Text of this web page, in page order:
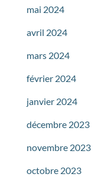
mai 2024
avril 2024
mars 2024
février 2024
janvier 2024
décembre 2023
novembre 2023
octobre 2023